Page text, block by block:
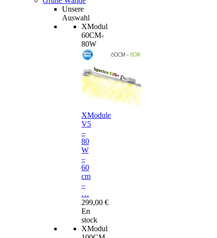
Unsere
Auswahl
XModul
60CM-
80W
XModule
V5
–
80
W
–
60
cm
–
…
299,00 €
En
stock
XModul